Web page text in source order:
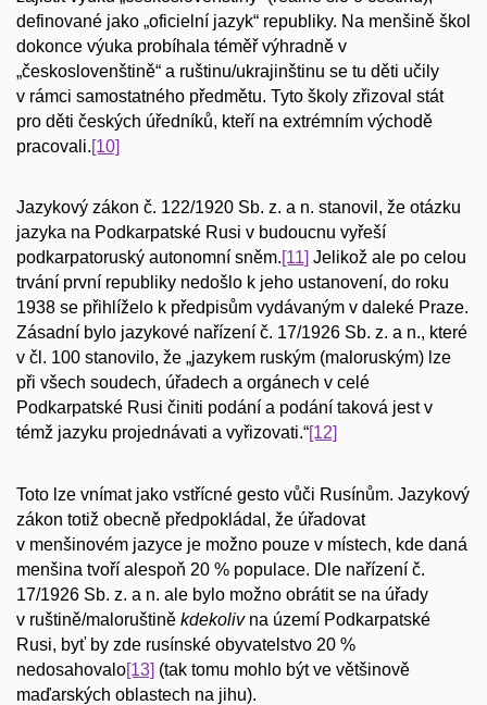
definované jako „oficielní jazyk“ republiky. Na menšině škol
dokonce výuka probíhala téměř výhradně v
„českoslovenštině“ a ruštinu/ukrajinštinu se tu děti učily
v rámci samostatného předmětu. Tyto školy zřizoval stát
pro děti českých úředníků, kteří na extrémním východě
pracovali.[10]
Jazykový zákon č. 122/1920 Sb. z. a n. stanovil, že otázku
jazyka na Podkarpatské Rusi v budoucnu vyřeší
podkarpatoruský autonomní sněm.[11] Jelikož ale po celou
trvání první republiky nedošlo k jeho ustanovení, do roku
1938 se přihlíželo k předpisům vydávaným v daleké Praze.
Zásadní bylo jazykové nařízení č. 17/1926 Sb. z. a n., které
v čl. 100 stanovilo, že „jazykem ruským (maloruským) lze
při všech soudech, úřadech a orgánech v celé
Podkarpatské Rusi činiti podání a podání taková jest v
témž jazyku projednávati a vyřizovati.“[12]
Toto lze vnímat jako vstřícné gesto vůči Rusínům. Jazykový
zákon totiž obecně předpokládal, že úřadovat
v menšinovém jazyce je možno pouze v místech, kde daná
menšina tvoří alespoň 20 % populace. Dle nařízení č.
17/1926 Sb. z. a n. ale bylo možno obrátit se na úřady
v ruštině/maloruštině kdekoliv na území Podkarpatské
Rusi, byť by zde rusínské obyvatelstvo 20 %
nedosahovalo[13] (tak tomu mohlo být ve většinově
maďarských oblastech na jihu).